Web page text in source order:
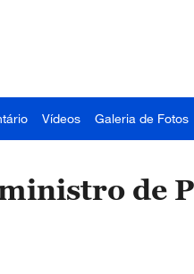
Vídeos Galeria de Fotos
de